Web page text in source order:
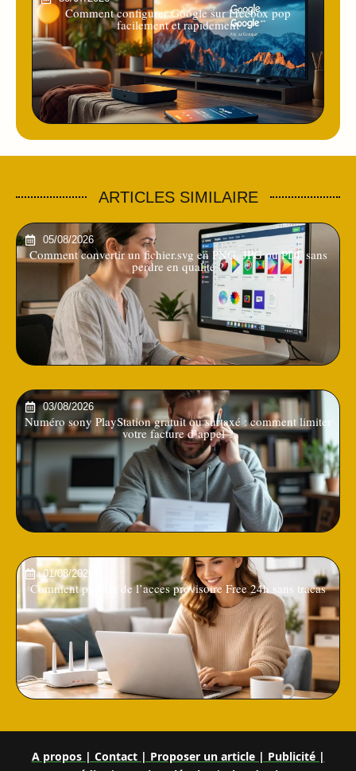
Comment configurer Google sur Freebox pop
facilement et rapidement
ARTICLES SIMILAIRE
05/08/2026
Comment convertir un fichier.svg en PNG, JPG ou PDF sans
perdre en qualité ?
03/08/2026
Numéro sony PlayStation gratuit ou surtaxé : comment limiter
votre facture d’appel ?
01/08/2026
Comment profiter de l’acces provisoire Free 24h sans tracas
A propos | Contact | Proposer un article | Publicité |